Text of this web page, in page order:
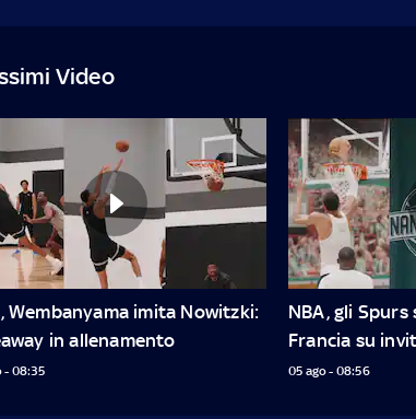
Video
Wembanyama imita Nowitzki:
in allenamento
- 08:35
NBA, gli Spurs
Francia su
05 ago - 08:56